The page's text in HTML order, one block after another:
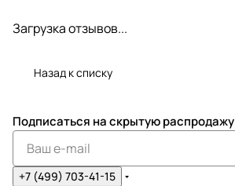
Загрузка отзывов...
Назад к списку
Подписаться на скрытую распродажу
+7 (499) 703-41-15